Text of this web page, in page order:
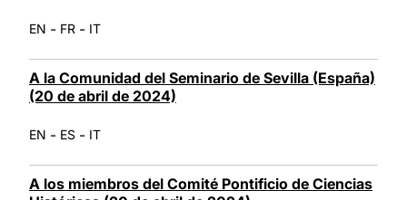
EN - FR - IT
A la Comunidad del Seminario de Sevilla (España)
(20 de abril de 2024)
EN - ES - IT
A los miembros del Comité Pontificio de Ciencias